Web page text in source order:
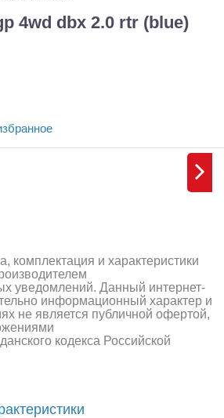
блоки питания
приборы,расходники
4wd dbx 2.0 rtr (blue)
комплектация и характеристики
уведомлений. Данный интернет-
информационный характер и
не является публичной офертой,
кодекса Российской